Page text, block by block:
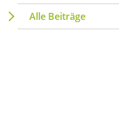
Alle Beiträge